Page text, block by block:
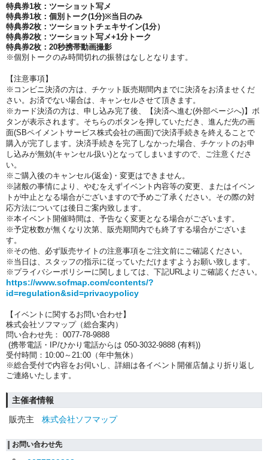
特典券1枚：ツーショット写メ
特典券1枚：個別トーク(1分)※当日のみ
特典券2枚：ツーショットチェキサイン(1分）
特典券2枚：ツーショット写メ+1分トーク
特典券2枚：20秒携帯動画撮影
※個別トークのみ時間切れの振替はなしとなります。
【注意事項】
※コンビニ決済の方は、チケット販売期間内までに決済をお済ませくだ
さい。お済でない場合は、キャンセルさせて頂きます。
※カード決済の方は、申し込み完了後、【決済へ進む(外部ページへ)】ボ
タンが表示されます。そちらのボタンを押していただき、進んだ先の画
面(SBペイメントサービス株式会社の画面)で決済手続きを終えることで
購入が完了します。決済手続きを完了しなかった場合、チケットのお申
し込みが無効(キャンセル扱い)となってしまいますので、ご注意くださ
い。
※ご購入後のキャンセル(返金)・変更はできません。
※諸般の事情により、やむをえずイベント内容等の変更、またはイベン
トが中止となる場合がございますので予めご了承ください。その際の対
応方法については後日ご案内致します。
※本イベント開催時間は、予告なく変更となる場合がございます。
※予定枚数が無くなり次第、販売期間内でも終了する場合がございま
す。
※その他、必ず販売サイトの注意事項をご注文前にご確認ください。
※当日は、スタッフの指示に従っていただけますようお願い致します。
※プライバシーポリシーに関しましては、下記URLよりご確認ください。
https://www.sofmap.com/contents/?
id=regulation&sid=privacypolicy
【イベントに関するお問い合わせ】
株式会社ソフマップ（総合案内）
問い合わせ先： 0077-78-9888
(携帯電話・IP/ひかり電話からは 050-3032-9888 (有料))
受付時間：10:00～21:00（年中無休）
※総合受付で内容をお伺いし、詳細は各イベント開催店舗より折り返し
ご連絡いたします。
主催者情報
販売主
株式会社ソフマップ
お問い合わせ先